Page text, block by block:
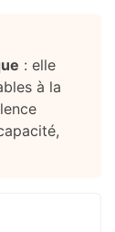
: elle
à la